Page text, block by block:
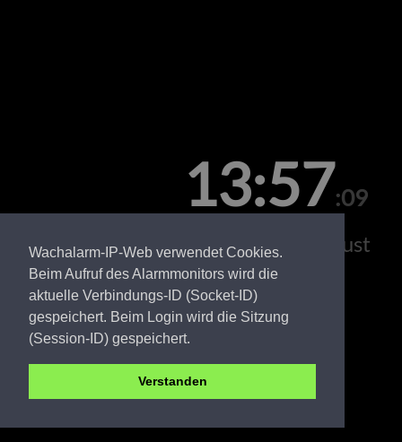
Wachalarm-IP-Web verwendet Cookies.
Beim Aufruf des Alarmmonitors wird die
aktuelle Verbindungs-ID (Socket-ID)
gespeichert. Beim Login wird die Sitzung
(Session-ID) gespeichert.
Verstanden
13:57:09
Samstag, 08. August
OSL FW Gosda